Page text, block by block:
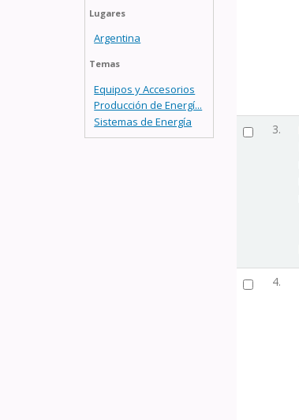
Lugares
Argentina
Temas
Equipos y Accesorios
Producción de Energí...
Sistemas de Energía
3.
4.